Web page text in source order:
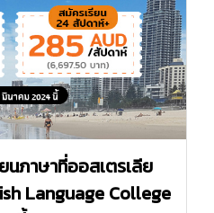
ภาษาที่ออสเตรเลีย
Language College